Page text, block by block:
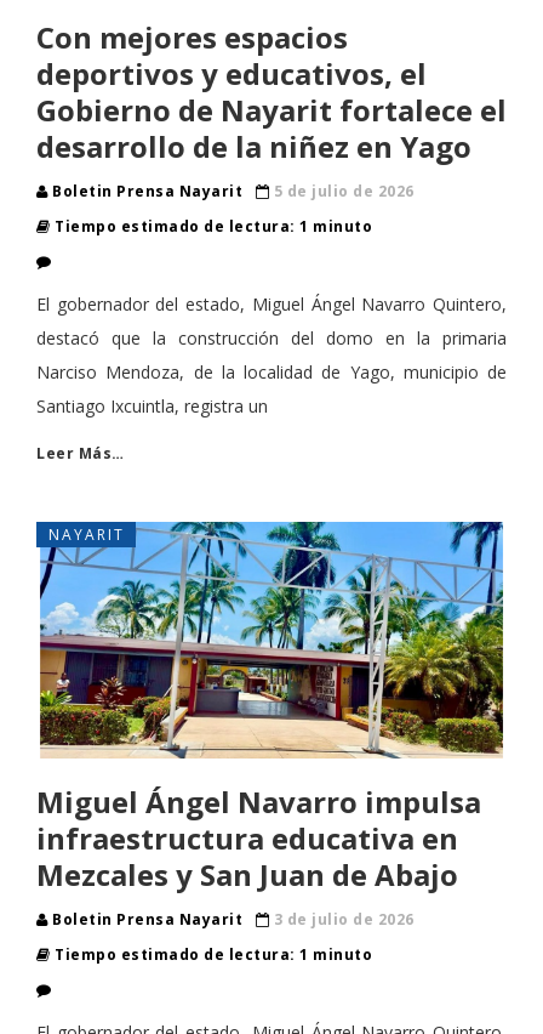
Con mejores espacios
deportivos y educativos, el
Gobierno de Nayarit fortalece el
desarrollo de la niñez en Yago
Boletin Prensa Nayarit
5 de julio de 2026
Tiempo estimado de lectura: 1 minuto
El gobernador del estado, Miguel Ángel Navarro Quintero,
destacó que la construcción del domo en la primaria
Narciso Mendoza, de la localidad de Yago, municipio de
Santiago Ixcuintla, registra un
Leer Más…
NAYARIT
Miguel Ángel Navarro impulsa
infraestructura educativa en
Mezcales y San Juan de Abajo
Boletin Prensa Nayarit
3 de julio de 2026
Tiempo estimado de lectura: 1 minuto